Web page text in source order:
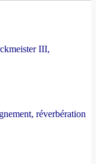
III,
réverbération